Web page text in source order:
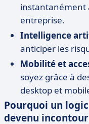
instantanément
entreprise.
Intelligence
anticiper les
Mobilité et
soyez grâce à
desktop et
Pourquoi un
devenu